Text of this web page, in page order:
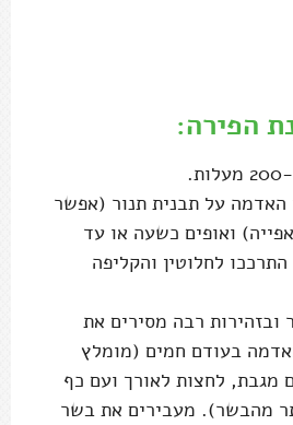
הפירה:
האדמה על תבנית תנור (אפשר
ואופים כשעה או עד
לחלוטין והקליפה
ובזהירות רבה מסירים את
בעודם חמים (מומלץ
מגבת, לחצות לאורך ועם כף
מהבשר). מעבירים את בשר